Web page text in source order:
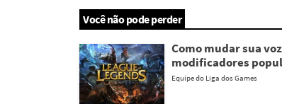
Você não pode perder
Como mudar sua
modificadores
Equipe do Liga dos Games